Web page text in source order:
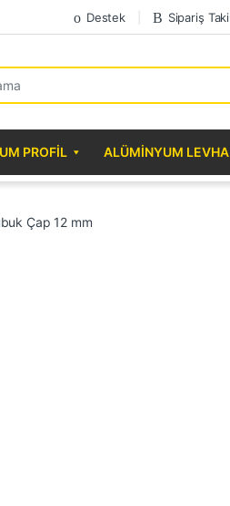
Destek Sipariş
PROFIL ALÜMINYUM
Çap 12 mm